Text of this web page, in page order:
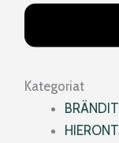
Kategoriat
BRÄNDIT